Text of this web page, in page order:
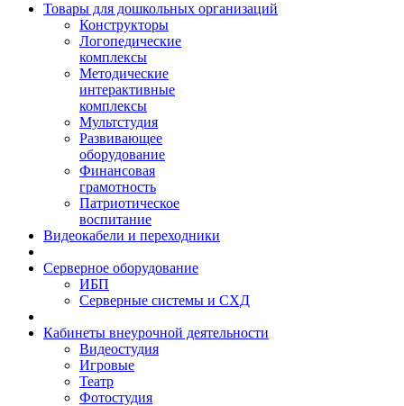
Товары для дошкольных организаций
Конструкторы
Логопедические
комплексы
Методические
интерактивные
комплексы
Мультстудия
Развивающее
оборудование
Финансовая
грамотность
Патриотическое
воспитание
Видеокабели и переходники
Серверное оборудование
ИБП
Серверные системы и СХД
Кабинеты внеурочной деятельности
Видеостудия
Игровые
Театр
Фотостудия